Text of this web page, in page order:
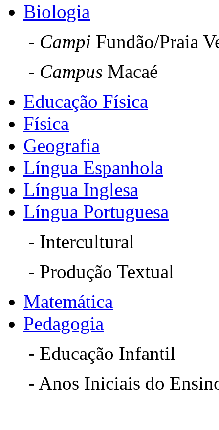
Biologia
- Campi Fundão/Praia
- Campus Macaé
Educação Física
Física
Geografia
Língua Espanhola
Língua Inglesa
Língua Portuguesa
- Intercultural
- Produção Textual
Matemática
Pedagogia
- Educação Infantil
- Anos Iniciais do